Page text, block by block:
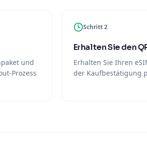
und
Prozess
Schritt 2
Erhalten Sie den
Erhalten Sie Ihren
der Kaufbestätigung